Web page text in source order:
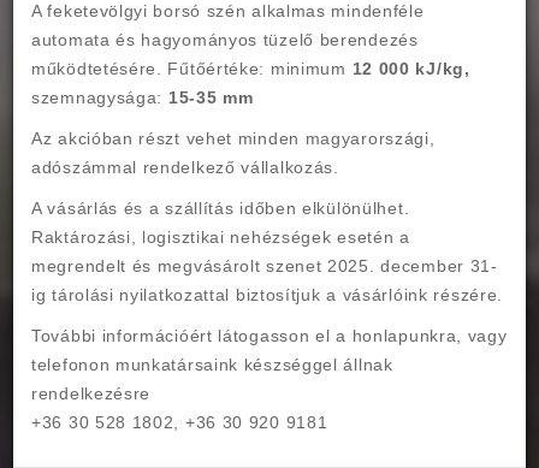
Olcsón, költséghatékonyan szeretné a fűtéséhez szükséges energiát
Rendeljen most!
A feketevölgyi borsó szén alkalmas mindenféle
automata és hagyományos tüzelő berendezés
működtetésére. Fűtőértéke: minimum 12 000 kJ/kg,
szemnagysága: 15-35 mm
Az akcióban részt vehet minden magyarországi,
adószámmal rendelkező vállalkozás.
A vásárlás és a szállítás időben elkülönülhet.
Raktározási, logisztikai nehézségek esetén a
megrendelt és megvásárolt szenet 2025. december 31-
ig tárolási nyilatkozattal biztosítjuk a vásárlóink részére.
További információért látogasson el a honlapunkra, vagy
telefonon munkatársaink készséggel állnak
rendelkezésre
+36 30 528 1802, +36 30 920 9181